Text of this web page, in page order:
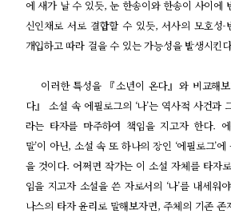
에 새가 날 수 있듯, 눈 한송이와 한송이 사이에
신인채로 서로 결합할 수 있듯, 서사의 모호성-
개입하고 따라 걸을 수 있는 가능성을 발생시킨
이러한 특성을 『소년이 온다』와 비교해
다』 소설 속 에필로그의 ‘나’는 역사적 사건과
라는 타자를 마주하여 책임을 지고자 한다. 에
말’이 아닌, 소설 속 또 하나의 장인 ‘에필로그’
을 것이다. 어쩌면 작가는 이 소설 자체를 타자
임을 지고자 소설을 쓴 자로서의 ‘나’를 내세워
나스의 타자 윤리로 말해보자면, 주체의 기존